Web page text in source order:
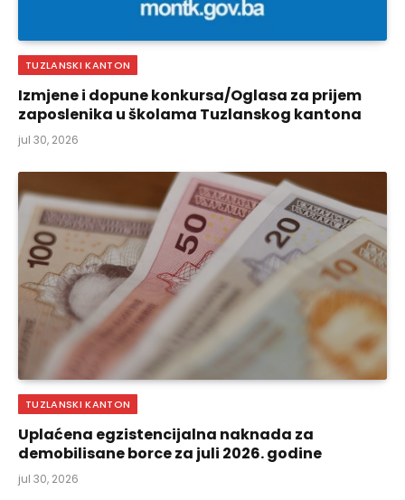
TUZLANSKI KANTON
Izmjene i dopune konkursa/Oglasa za prijem
zaposlenika u školama Tuzlanskog kantona
jul 30, 2026
TUZLANSKI KANTON
Uplaćena egzistencijalna naknada za
demobilisane borce za juli 2026. godine
jul 30, 2026